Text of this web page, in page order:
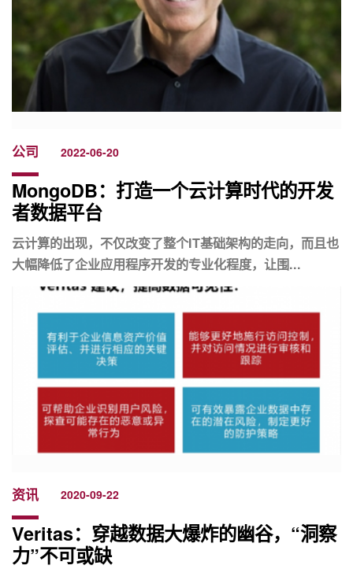
公司 2022-06-20
MongoDB：打造一个云计算时代的开发
者数据平台
云计算的出现，不仅改变了整个IT基础架构的走向，而且也
大幅降低了企业应用程序开发的专业化程度，让围...
资讯 2020-09-22
Veritas：穿越数据大爆炸的幽谷，“洞察
力”不可或缺